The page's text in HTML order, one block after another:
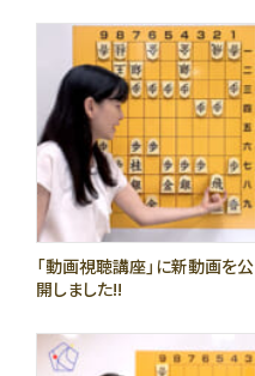
「動画視聴講座」に新動画を公
開しました!!